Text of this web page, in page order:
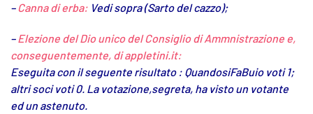
–Canna di erba: Vedi sopra (Sarto del cazzo);
–Elezione del Dio unico del Consiglio di Ammnistrazione e,
conseguentemente, di appletini.it:
Eseguita con il seguente risultato : QuandosiFaBuio voti 1;
altri soci voti 0. La votazione,segreta, ha visto un votante
ed un astenuto.